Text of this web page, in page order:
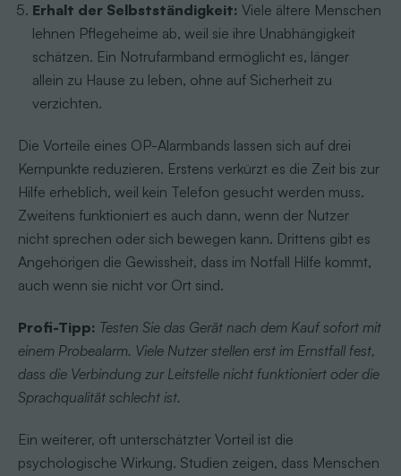
Erhalt der Selbstständigkeit: Viele ältere Menschen
lehnen Pflegeheime ab, weil sie ihre Unabhängigkeit
schätzen. Ein Notrufarmband ermöglicht es, länger
allein zu Hause zu leben, ohne auf Sicherheit zu
verzichten.
Die Vorteile eines OP-Alarmbands lassen sich auf drei
Kernpunkte reduzieren. Erstens verkürzt es die Zeit bis zur
Hilfe erheblich, weil kein Telefon gesucht werden muss.
Zweitens funktioniert es auch dann, wenn der Nutzer
nicht sprechen oder sich bewegen kann. Drittens gibt es
Angehörigen die Gewissheit, dass im Notfall Hilfe kommt,
auch wenn sie nicht vor Ort sind.
Profi-Tipp: Testen Sie das Gerät nach dem Kauf sofort mit
einem Probealarm. Viele Nutzer stellen erst im Ernstfall fest,
dass die Verbindung zur Leitstelle nicht funktioniert oder die
Sprachqualität schlecht ist.
Ein weiterer, oft unterschätzter Vorteil ist die
psychologische Wirkung. Studien zeigen, dass Menschen